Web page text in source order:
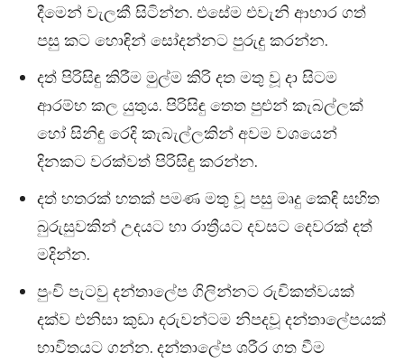
දීමෙන් වැලකී සිටින්න. එසේම එවැනි ආහාර ගත්
පසු කට හොඳින් සෝදන්නට පුරුදු කරන්න.
දත් පිරිසිඳු කිරීම මුල්ම කිරි දත මතු වූ දා සිටම
ආරම්භ කල යුතුය. පිරිසිඳු තෙත පුළුන් කැබල්ලක්
හෝ සිනිඳු රෙදි කැබැල්ලකින් අවම වශයෙන්
දිනකට වරක්වත් පිරිසිඳු කරන්න.
දත් හතරක් හතක් පමණ මතු වූ පසු මෘදු කෙඳි සහිත
බුරුසුවකින් උදයට හා රාත්‍රීයට දවසට දෙවරක් දත්
මදින්න.
පුංචි පැටවු දන්තාලේප ගිලින්නට රුචිකත්වයක්
දක්ව එනිසා කුඩා දරුවන්ටම නිපදවූ දන්තාලේපයක්
භාවිතයට ගන්න. දන්තාලේප ශරීර ගත වීම